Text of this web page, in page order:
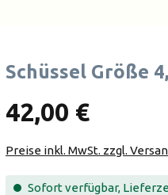
Schüssel Größe
42,00 €
Preise inkl. MwSt. zzgl.
Sofort verfügbar,